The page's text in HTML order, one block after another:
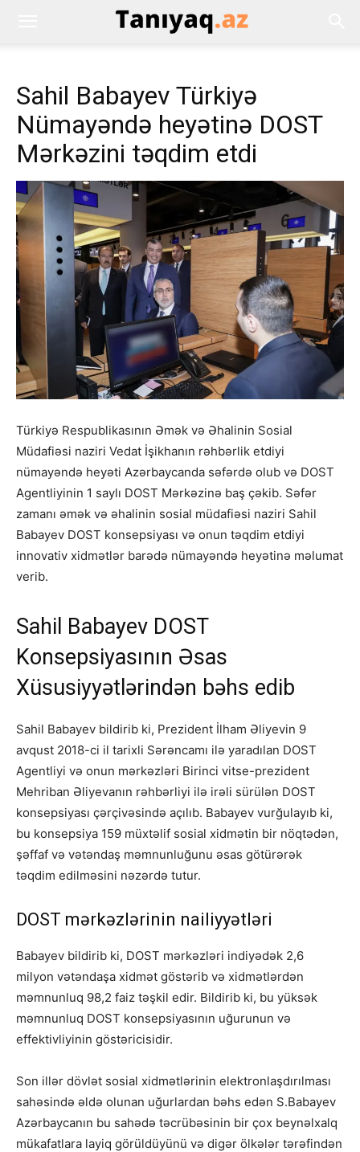
Sahil Babayev Türkiyə
Nümayəndə heyətinə DOST
Mərkəzini təqdim etdi
Türkiyə Respublikasının Əmək və Əhalinin Sosial
Müdafiəsi naziri Vedat İşikhanın rəhbərlik etdiyi
nümayəndə heyəti Azərbaycanda səfərdə olub və DOST
Agentliyinin 1 saylı DOST Mərkəzinə baş çəkib. Səfər
zamanı əmək və əhalinin sosial müdafiəsi naziri Sahil
Babayev DOST konsepsiyası və onun təqdim etdiyi
innovativ xidmətlər barədə nümayəndə heyətinə məlumat
verib.
Sahil Babayev DOST
Konsepsiyasının Əsas
Xüsusiyyətlərindən bəhs edib
Sahil Babayev bildirib ki, Prezident İlham Əliyevin 9
avqust 2018-ci il tarixli Sərəncamı ilə yaradılan DOST
Agentliyi və onun mərkəzləri Birinci vitse-prezident
Mehriban Əliyevanın rəhbərliyi ilə irəli sürülən DOST
konsepsiyası çərçivəsində açılıb. Babayev vurğulayıb ki,
bu konsepsiya 159 müxtəlif sosial xidmətin bir nöqtədən,
şəffaf və vətəndaş məmnunluğunu əsas götürərək
təqdim edilməsini nəzərdə tutur.
DOST mərkəzlərinin nailiyyətləri
Babayev bildirib ki, DOST mərkəzləri indiyədək 2,6
milyon vətəndaşa xidmət göstərib və xidmətlərdən
məmnunluq 98,2 faiz təşkil edir. Bildirib ki, bu yüksək
məmnunluq DOST konsepsiyasının uğurunun və
effektivliyinin göstəricisidir.
Son illər dövlət sosial xidmətlərinin elektronlaşdırılması
sahəsində əldə olunan uğurlardan bəhs edən S.Babayev
Azərbaycanın bu sahədə təcrübəsinin bir çox beynəlxalq
mükafatlara layiq görüldüyünü və digər ölkələr tərəfindən